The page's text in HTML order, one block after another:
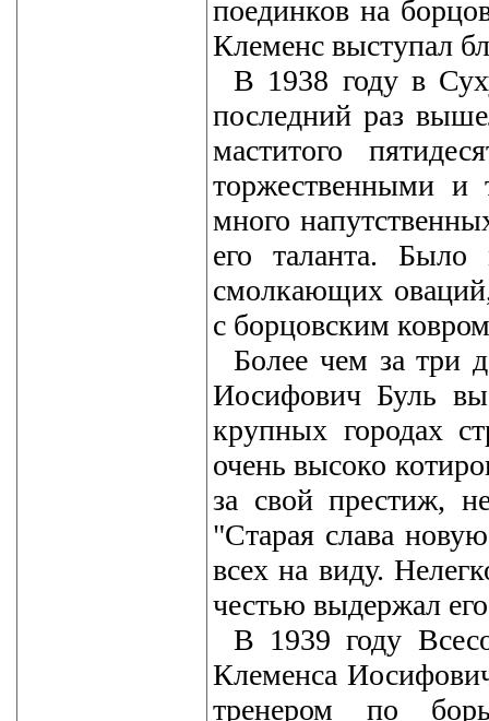
поединков на
Клеменс выступал
В 1938 году в
последний раз
маститого
торжественными и
много
его таланта.
смолкающих
с борцовским
Более чем за три
Иосифович Буль
крупных городах
очень высоко
за свой престиж,
"Старая слава
всех на виду.
честью выдержал
В 1939 году
Клеменса
тренером по